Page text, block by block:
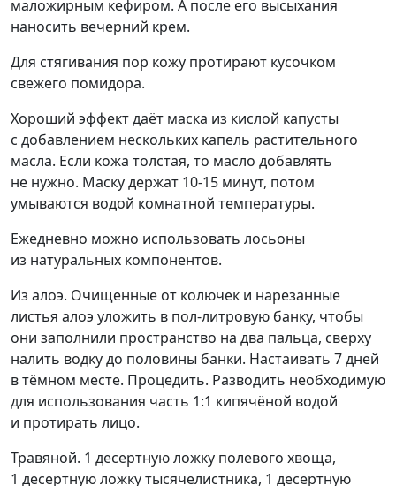
маложирным кефиром. А после его высыхания
наносить вечерний крем.
Для стягивания пор кожу протирают кусочком
свежего помидора.
Хороший эффект даёт маска из кислой капусты
с добавлением нескольких капель растительного
масла. Если кожа толстая, то масло добавлять
не нужно. Маску держат 10-15 минут, потом
умываются водой комнатной температуры.
Ежедневно можно использовать лосьоны
из натуральных компонентов.
Из алоэ. Очищенные от колючек и нарезанные
листья алоэ уложить в пол-литровую банку, чтобы
они заполнили пространство на два пальца, сверху
налить водку до половины банки. Настаивать 7 дней
в тёмном месте. Процедить. Разводить необходимую
для использования часть 1:1 кипячёной водой
и протирать лицо.
Травяной. 1 десертную ложку полевого хвоща,
1 десертную ложку тысячелистника, 1 десертную